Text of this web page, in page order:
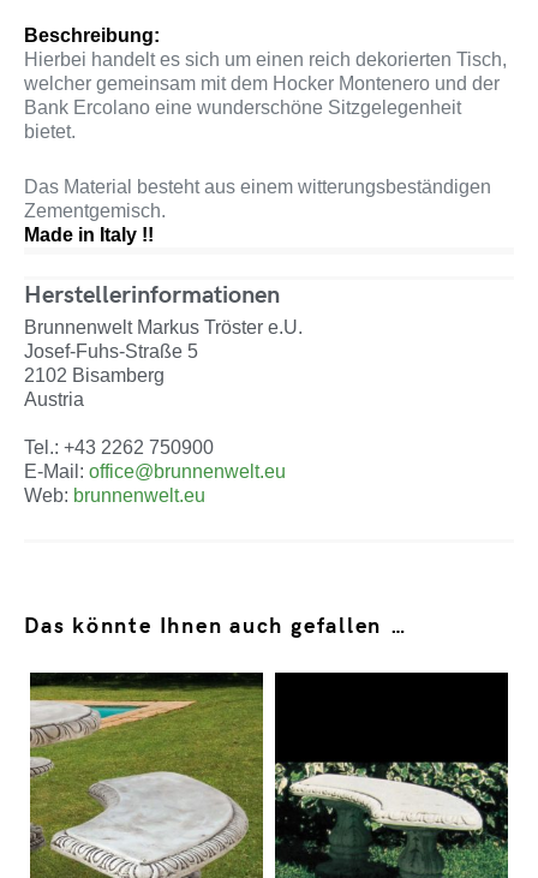
Beschreibung:
Hierbei handelt es sich um einen reich dekorierten Tisch,
welcher gemeinsam mit dem Hocker Montenero und der
Bank Ercolano eine wunderschöne Sitzgelegenheit
bietet.
Das Material besteht aus einem witterungsbeständigen
Zementgemisch.
Made in Italy !!
Herstellerinformationen
Brunnenwelt Markus Tröster e.U.
Josef-Fuhs-Straße 5
2102 Bisamberg
Austria
Tel.: +43 2262 750900
E-Mail: office@brunnenwelt.eu
Web: brunnenwelt.eu
Das könnte Ihnen auch gefallen …